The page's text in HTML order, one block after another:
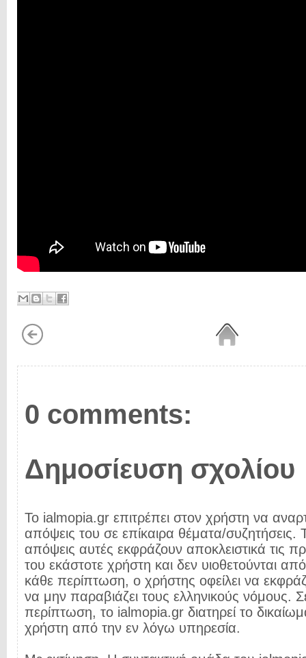
0 comments:
Δημοσίευση σχολίου
Το ialmopia.gr επιτρέπει στον χρήστη να
απόψεις του σε επίκαιρα θέματα/συζητήσεις.
απόψεις αυτές εκφράζουν αποκλειστικά τις
του εκάστοτε χρήστη και δεν υιοθετούνται
κάθε περίπτωση, ο χρήστης οφείλει να
να μην παραβιάζει τους ελληνικούς νόμους.
περίπτωση, το ialmopia.gr διατηρεί το
χρήστη από την εν λόγω υπηρεσία.